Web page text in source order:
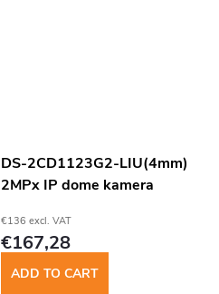
DS-2CD1123G2-LIU(4mm)
2MPx IP dome kamera
€136 excl. VAT
€167,28
ADD TO CART